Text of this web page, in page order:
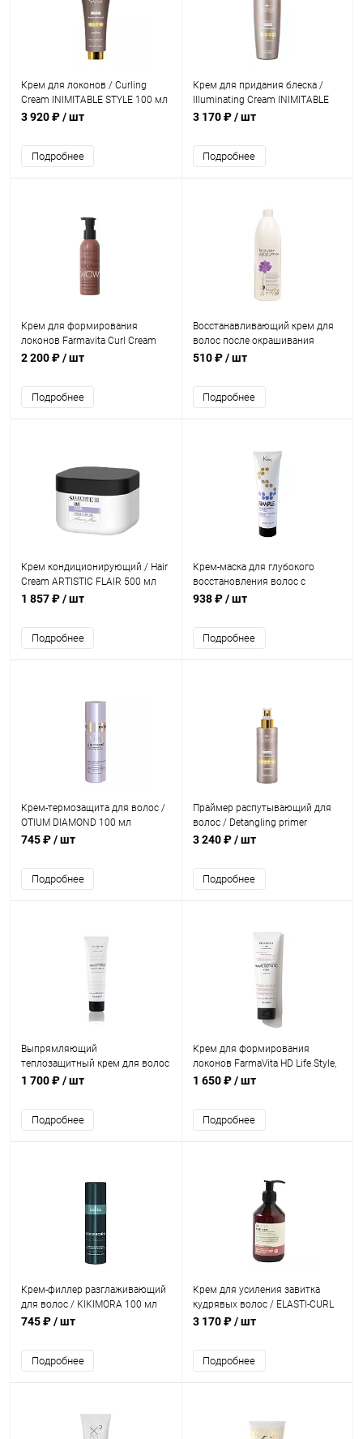
Крем для локонов / Curling
Cream INIMITABLE STYLE 100 мл
3 920 ₽/ шт
Подробнее
Крем для придания блеска /
Illuminating Cream INIMITABLE
STYLE 250 мл
3 170 ₽/ шт
Подробнее
Крем для формирования
локонов Farmavita Curl Cream
Amplifier, 150 мл
2 200 ₽/ шт
Подробнее
Восстанавливающий крем для
волос после окрашивания
FarmaVita BackBar Active Cream
510 ₽/ шт
Подробнее
Крем кондиционирующий / Hair
Cream ARTISTIC FLAIR 500 мл
1 857 ₽/ шт
Подробнее
Крем-маска для глубокого
восстановления волос с
аминокислотами кератина /
938 ₽/ шт
Подробнее
Крем-термозащита для волос /
OTIUM DIAMOND 100 мл
745 ₽/ шт
Подробнее
Праймер распутывающий для
волос / Detangling primer
INIMITABLE STYLE 150 мл
3 240 ₽/ шт
Подробнее
Выпрямляющий
теплозащитный крем для волос
средней фиксации FarmaVita HD
1 700 ₽/ шт
Подробнее
Крем для формирования
локонов FarmaVita HD Life Style,
150 мл
1 650 ₽/ шт
Подробнее
Крем-филлер разглаживающий
для волос / KIKIMORA 100 мл
745 ₽/ шт
Подробнее
Крем для усиления завитка
кудрявых волос / ELASTI-CURL
Curls defining hair cream 250 мл
3 170 ₽/ шт
Подробнее